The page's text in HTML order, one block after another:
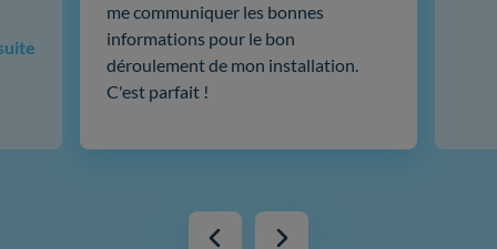
me communiquer les bonnes
informations pour le bon
déroulement de mon installation.
C'est parfait !